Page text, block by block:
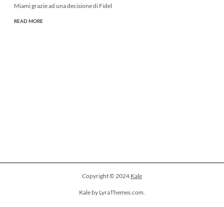
Miami grazie ad una decisione di Fidel
READ MORE
Copyright © 2024 Kale
Kale by LyraThemes.com.